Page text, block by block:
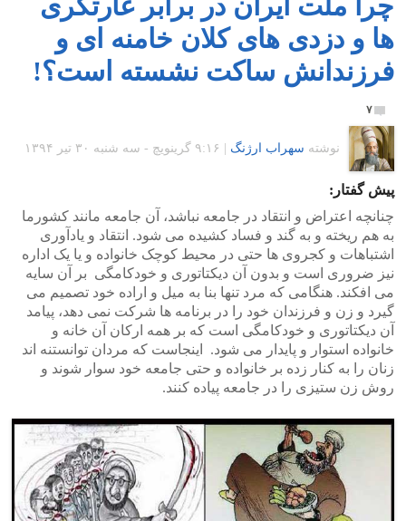
ها و دزدی های کلان خامنه ای و
فرزندانش ساکت نشسته است؟!
۷
نوشته سهراب ارژنگ ۹:۱۶ گرينويچ - سه شنبه ۳۰ تیر ۱۳۹۴
پیش گفتار:
چنانچه اعتراض و انتقاد در جامعه نباشد، آن جامعه مانند کشورما
به هم ریخته و به گند و فساد کشیده می شود. انتقاد و یادآوری
اشتباهات و کجروی ها حتی در محیط کوچک خانواده و یا یک اداره
نیز ضروری است و بدون آن دیکتاتوری و خودکامگی بر آن سایه
می افکند. هنگامی که مرد تنها بنا به میل و اراده خود تصمیم می
گیرد و زن و فرزندان خود را در برنامه ها شرکت نمی دهد، پیامد
آن دیکتاتوری و خودکامگی است که بر همه ارکان آن خانه و
خانواده استوار و پایدار می شود. اینجاست که مردان توانستنه اند
زنان را به کنار زده بر خانواده و حتی جامعه خود سوار شوند و
روش زن ستیزی را در جامعه پیاده کنند.